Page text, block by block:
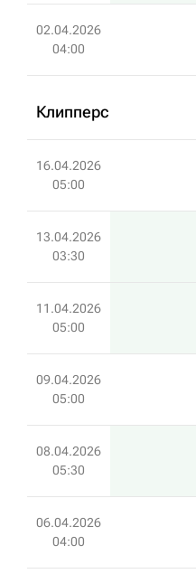
02.04.2026
04:00
Клипперс
16.04.2026
05:00
13.04.2026
03:30
11.04.2026
05:00
09.04.2026
05:00
08.04.2026
05:30
06.04.2026
04:00